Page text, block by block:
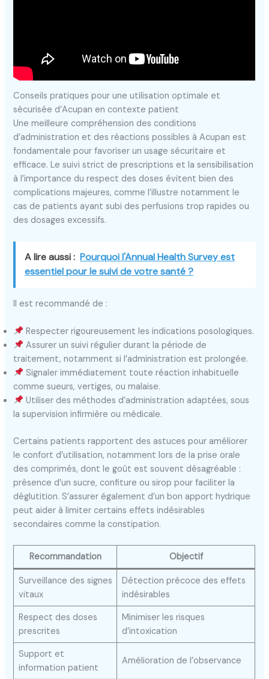
Conseils pratiques pour une utilisation optimale et
sécurisée d’Acupan en contexte patient
Une meilleure compréhension des conditions
d’administration et des réactions possibles à Acupan est
fondamentale pour favoriser un usage sécuritaire et
efficace. Le suivi strict de prescriptions et la sensibilisation
à l’importance du respect des doses évitent bien des
complications majeures, comme l’illustre notamment le
cas de patients ayant subi des perfusions trop rapides ou
des dosages excessifs.
A lire aussi : Pourquoi l'Annual Health Survey est
essentiel pour le suivi de votre santé ?
Il est recommandé de :
Respecter rigoureusement les indications posologiques.
Assurer un suivi régulier durant la période de
traitement, notamment si l’administration est prolongée.
Signaler immédiatement toute réaction inhabituelle
comme sueurs, vertiges, ou malaise.
Utiliser des méthodes d’administration adaptées, sous
la supervision infirmière ou médicale.
Certains patients rapportent des astuces pour améliorer
le confort d’utilisation, notamment lors de la prise orale
des comprimés, dont le goût est souvent désagréable :
présence d’un sucre, confiture ou sirop pour faciliter la
déglutition. S’assurer également d’un bon apport hydrique
peut aider à limiter certains effets indésirables
secondaires comme la constipation.
Recommandation Objectif
Surveillance des signes
vitaux
Détection précoce des effets
indésirables
Respect des doses
prescrites
Minimiser les risques
d’intoxication
Support et
information patient
Amélioration de l’observance